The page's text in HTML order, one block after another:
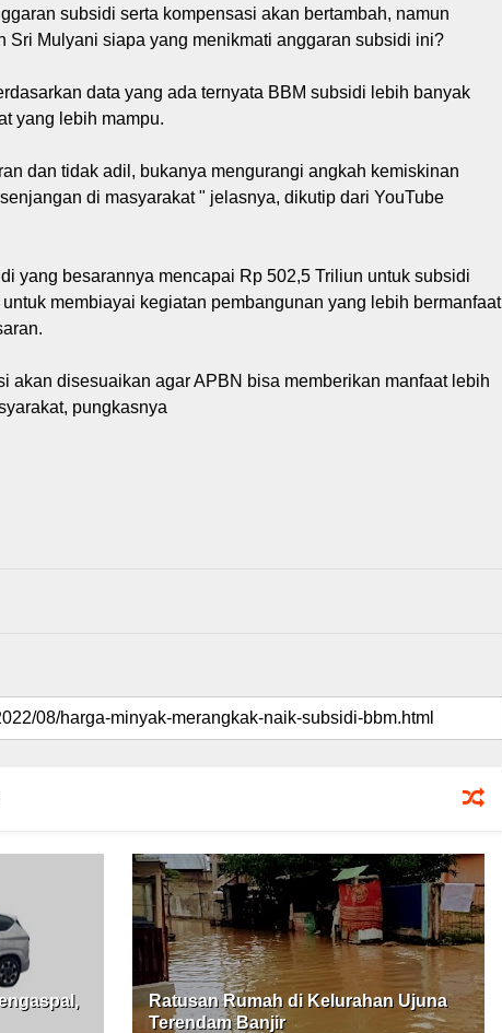
subsidi serta kompensasi akan bertambah, namun
Sri Mulyani siapa yang menikmati anggaran subsidi ini?
data yang ada ternyata BBM subsidi lebih banyak
yang lebih mampu.
dan tidak adil, bukanya mengurangi angkah kemiskinan
di masyarakat " jelasnya, dikutip dari YouTube
yang besarannya mencapai Rp 502,5 Triliun untuk subsidi
membiayai kegiatan pembangunan yang lebih bermanfaat
akan disesuaikan agar APBN bisa memberikan manfaat lebih
pungkasnya
Ratusan Rumah di Kelurahan Ujuna
Terendam Banjir